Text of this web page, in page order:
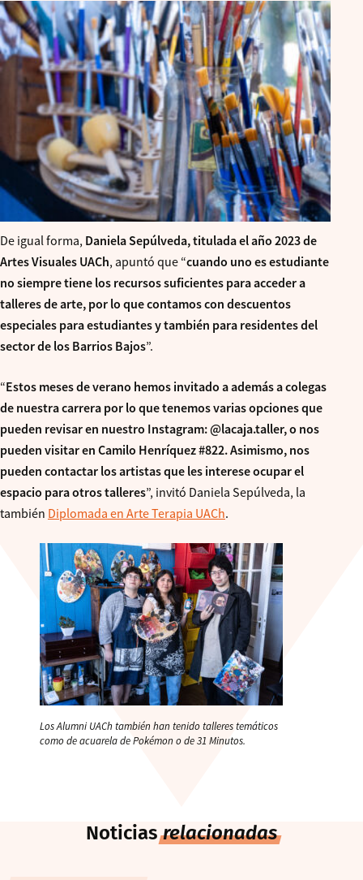
De igual forma, Daniela Sepúlveda, titulada el año 2023 de
Artes Visuales UACh, apuntó que “cuando uno es estudiante
no siempre tiene los recursos suficientes para acceder a
talleres de arte, por lo que contamos con descuentos
especiales para estudiantes y también para residentes del
sector de los Barrios Bajos”.
“Estos meses de verano hemos invitado a además a colegas
de nuestra carrera por lo que tenemos varias opciones que
pueden revisar en nuestro Instagram: @lacaja.taller, o nos
pueden visitar en Camilo Henríquez #822. Asimismo, nos
pueden contactar los artistas que les interese ocupar el
espacio para otros talleres”, invitó Daniela Sepúlveda, la
también Diplomada en Arte Terapia UACh.
Los Alumni UACh también han tenido talleres temáticos
como de acuarela de Pokémon o de 31 Minutos.
Noticiasrelacionadas